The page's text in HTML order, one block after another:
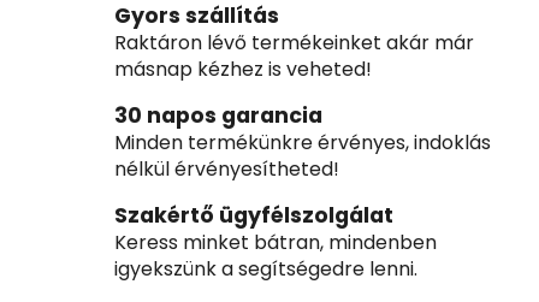
Gyors szállítás
Raktáron lévő termékeinket akár már
másnap kézhez is veheted!
30 napos garancia
Minden termékünkre érvényes, indoklás
nélkül érvényesítheted!
Szakértő ügyfélszolgálat
Keress minket bátran, mindenben
igyekszünk a segítségedre lenni.